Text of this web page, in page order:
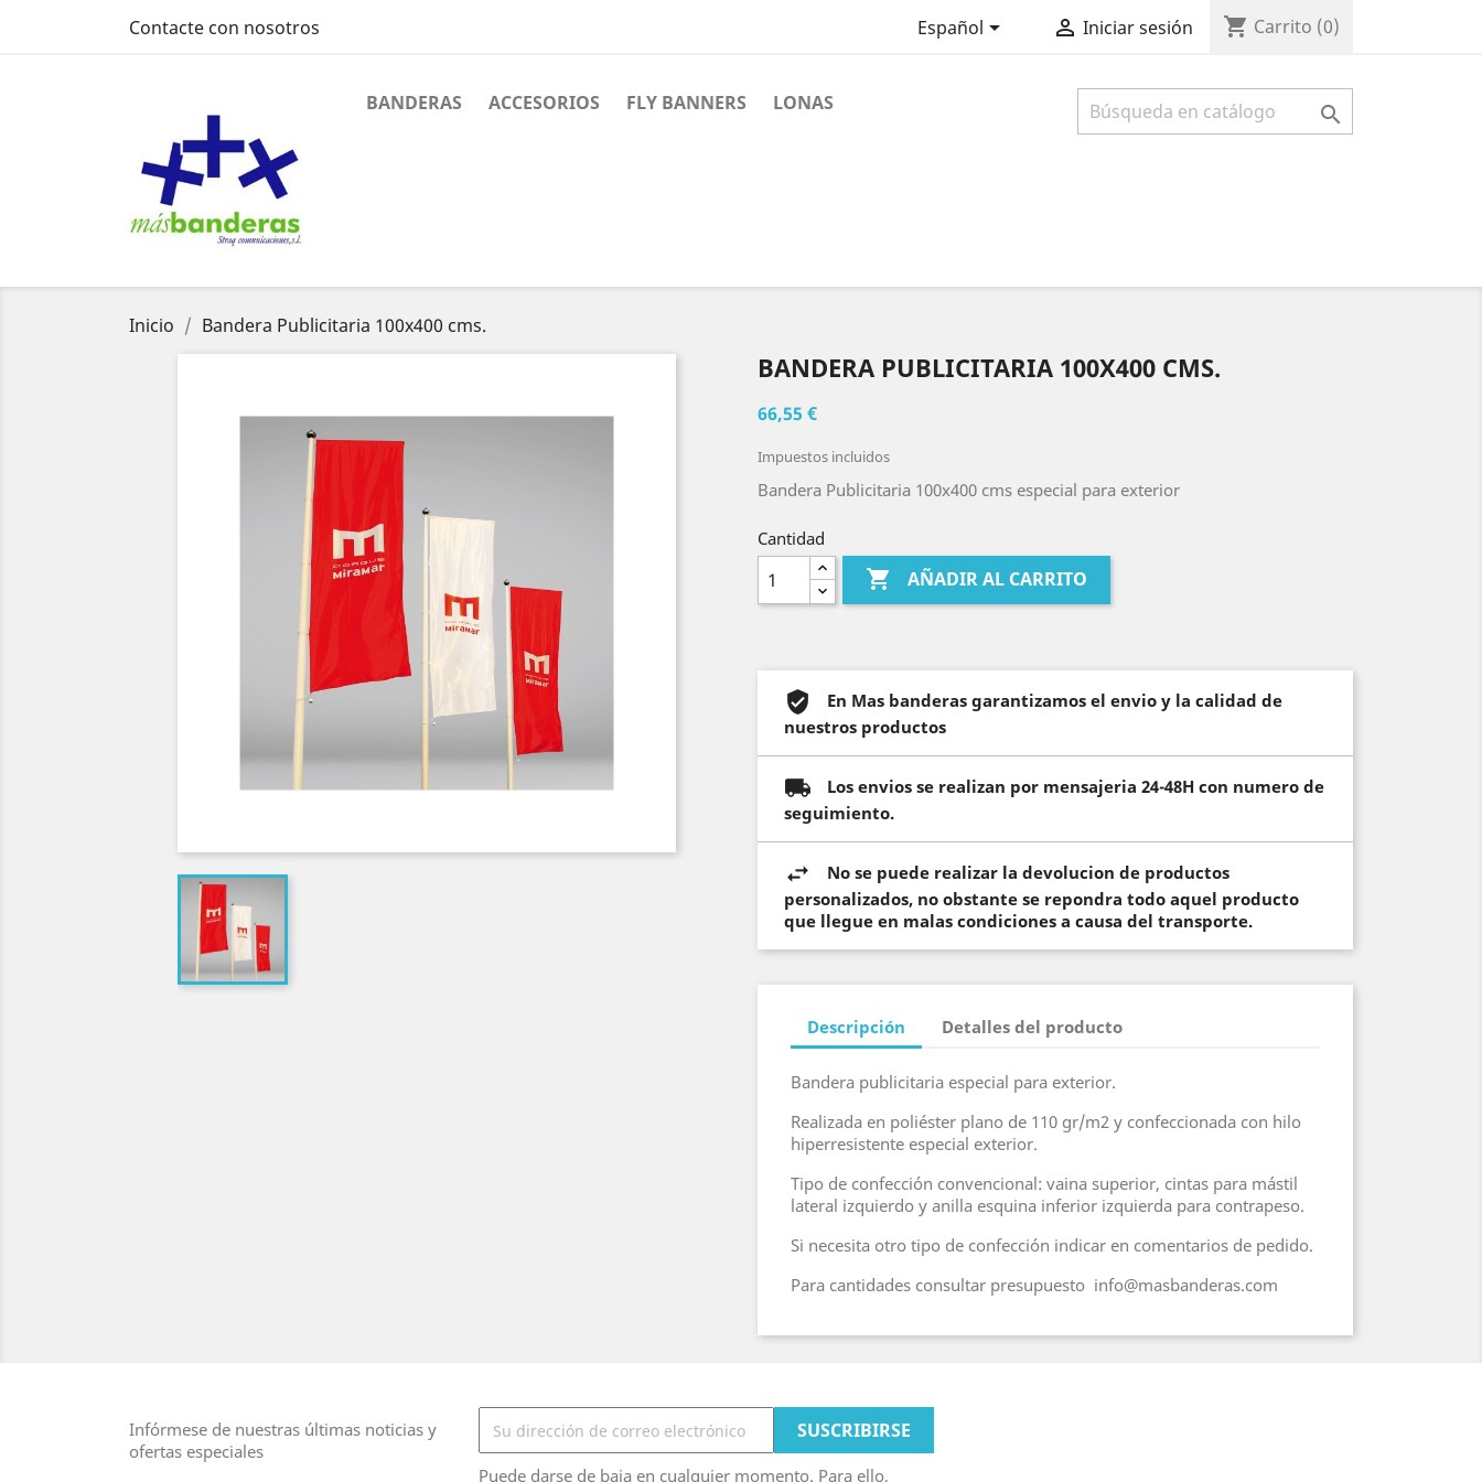
Contacte con nosotros Español  Iniciar sesión shopping_cart Carrito (0)
BANDERAS ACCESORIOS FLY BANNERS LONAS 
Inicio Bandera Publicitaria 100x400 cms.
BANDERA PUBLICITARIA 100X400 CMS.
66,55 €
Impuestos incluidos
Bandera Publicitaria 100x400 cms especial para exterior
Cantidad
 AÑADIR AL CARRITO
En Mas banderas garantizamos el envio y la calidad de
nuestros productos
Los envios se realizan por mensajeria 24-48H con numero de
seguimiento.
No se puede realizar la devolucion de productos
personalizados, no obstante se repondra todo aquel producto
que llegue en malas condiciones a causa del transporte.
Descripción Detalles del producto
Bandera publicitaria especial para exterior.
Realizada en poliéster plano de 110 gr/m2 y confeccionada con hilo
hiperresistente especial exterior.
Tipo de confección convencional: vaina superior, cintas para mástil
lateral izquierdo y anilla esquina inferior izquierda para contrapeso.
Si necesita otro tipo de confección indicar en comentarios de pedido.
Para cantidades consultar presupuesto info@masbanderas.com
Infórmese de nuestras últimas noticias y
ofertas especiales
Puede darse de baja en cualquier momento. Para ello,